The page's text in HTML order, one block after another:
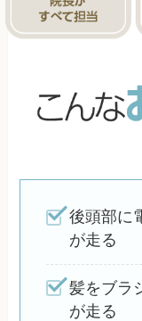
後頭部に
が走る
髪をブラ
が走る